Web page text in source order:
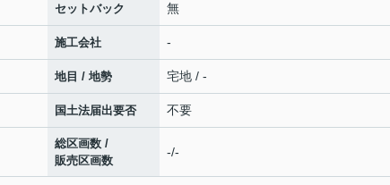
セットバック 無
施工会社 -
地目 / 地勢 宅地 / -
国土法届出要否 不要
総区画数 /
販売区画数
-/-